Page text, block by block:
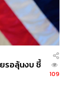
ยรอลุ้นงบ ชี้
109